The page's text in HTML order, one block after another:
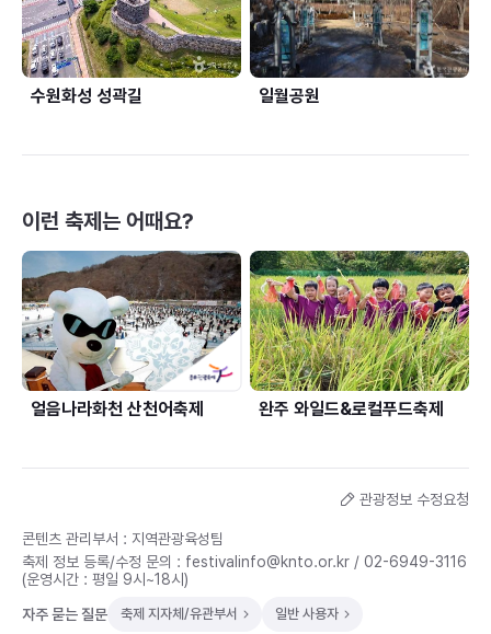
수원화성 성곽길 일월공원
이런 축제는 어때요?
얼음나라화천 산천어축제 완주 와일드&로컬푸드축제
콘텐츠 관리부서 : 지역관광육성팀
축제 정보 등록/수정 문의 : festivalinfo@knto.or.kr / 02-6949-3116
(운영시간 : 평일 9시~18시)
관광정보 수정요청
자주 묻는 질문 축제 지자체/유관부서 일반 사용자